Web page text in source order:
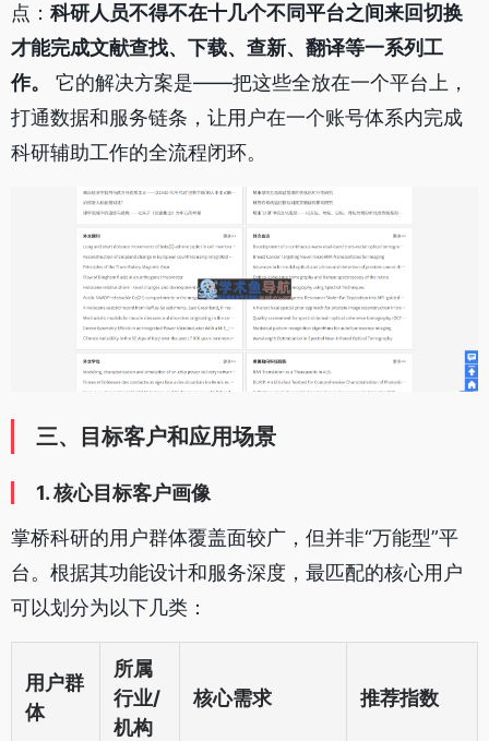
点： 科研人员不得不在十几个不同平台之间来回切换
才能完成文献查找、下载、查新、翻译等一系列工
作。
它的解决方案是——把这些全放在一个平台上，
打通数据和服务链条，让用户在一个账号体系内完成
科研辅助工作的全流程闭环。
三、目标客户和应用场景
1. 核心目标客户画像
掌桥科研的用户群体覆盖面较广，但并非“万能型”平
台。根据其功能设计和服务深度，最匹配的核心用户
可以划分为以下几类：
用户群
体
所属
行业/
机构
核心需求 推荐指数